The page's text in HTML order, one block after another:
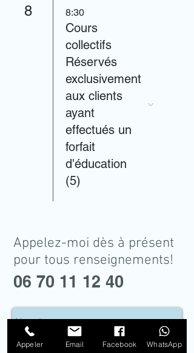
8 8:30
Cours
collectifs
Réservés
exclusivement
aux clients
ayant
effectués un
forfait
d'éducation
(5)
Appelez-moi dès à présent
pour tous renseignements!
06 70 11 12 40
Appeler Email Facebook WhatsApp